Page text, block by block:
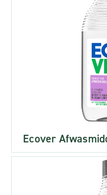
Ecover